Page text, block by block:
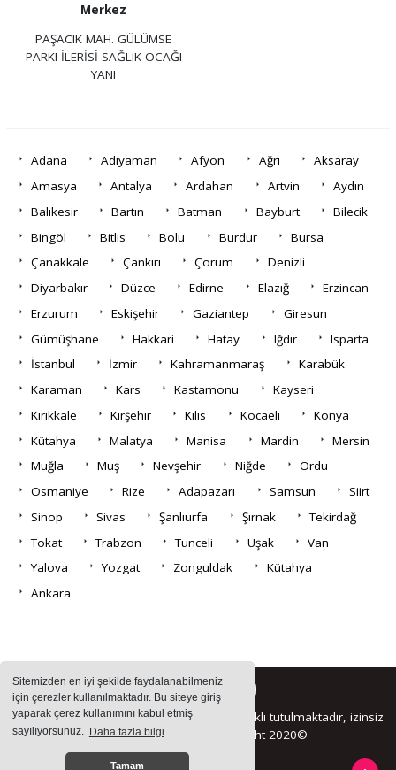
Sitemizden en iyi şekilde faydalanabilmeniz
için çerezler kullanılmaktadır. Bu siteye giriş
yaparak çerez kullanımını kabul etmiş
sayılıyorsunuz. Daha fazla bilgi
Tamam
Merkez
PAŞACIK MAH. GÜLÜMSE
PARKI İLERİSİ SAĞLIK OCAĞI
YANI
Adana Adıyaman Afyon Ağrı
Aksaray
Amasya
Antalya Ardahan Artvin
Aydın
Balıkesir
Bartın Batman Bayburt
Bilecik
Bingöl
Bitlis Bolu Burdur
Bursa
Çanakkale
Çankırı Çorum
Denizli
Diyarbakır
Düzce Edirne Elazığ
Erzincan
Erzurum
Eskişehir Gaziantep
Giresun
Gümüşhane
Hakkari Hatay Iğdır
Isparta
İstanbul
İzmir Kahramanmaraş
Karabük
Karaman
Kars Kastamonu
Kayseri
Kırıkkale
Kırşehir Kilis Kocaeli
Konya
Kütahya
Malatya Manisa Mardin
Mersin
Muğla
Muş Nevşehir Niğde
Ordu
Osmaniye
Rize Adapazarı Samsun
Siirt
Sinop
Sivas Şanlıurfa Şırnak
Tekirdağ
Tokat
Trabzon Tunceli Uşak
Van
Yalova
Yozgat Zonguldak
Kütahya
Ankara
Sitemizde bulunan içeriklerin tüm hakları saklı tutulmaktadır, izinsiz
içerikler kullanılamaz. Copyright 2020©